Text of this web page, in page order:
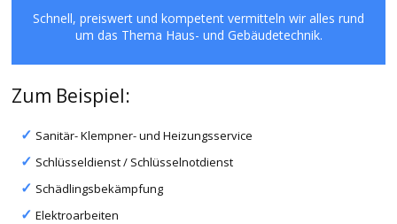
Schnell, preiswert und kompetent vermitteln wir alles rund
um das Thema Haus- und Gebäudetechnik.
Zum Beispiel:
Sanitär- Klempner- und Heizungsservice
Schlüsseldienst / Schlüsselnotdienst
Schädlingsbekämpfung
Elektroarbeiten